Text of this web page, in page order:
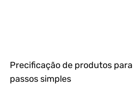
Precificação de produtos
passos simples